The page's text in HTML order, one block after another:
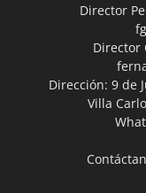
Director
Director
Dirección: 9 de
Villa